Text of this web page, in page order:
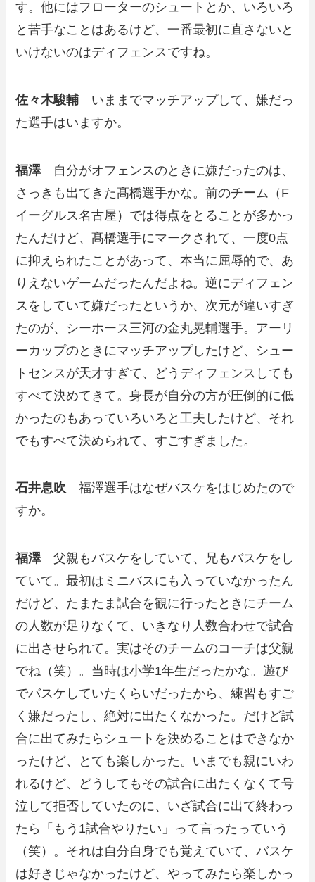
す。他にはフローターのシュートとか、いろいろ
と苦手なことはあるけど、一番最初に直さないと
いけないのはディフェンスですね。
佐々木駿輔 いままでマッチアップして、嫌だっ
た選手はいますか。
福澤 自分がオフェンスのときに嫌だったのは、
さっきも出てきた髙橋選手かな。前のチーム（F
イーグルス名古屋）では得点をとることが多かっ
たんだけど、髙橋選手にマークされて、一度0点
に抑えられたことがあって、本当に屈辱的で、あ
りえないゲームだったんだよね。逆にディフェン
スをしていて嫌だったというか、次元が違いすぎ
たのが、シーホース三河の金丸晃輔選手。アーリ
ーカップのときにマッチアップしたけど、シュー
トセンスが天才すぎて、どうディフェンスしても
すべて決めてきて。身長が自分の方が圧倒的に低
かったのもあっていろいろと工夫したけど、それ
でもすべて決められて、すごすぎました。
石井息吹 福澤選手はなぜバスケをはじめたので
すか。
福澤 父親もバスケをしていて、兄もバスケをし
ていて。最初はミニバスにも入っていなかったん
だけど、たまたま試合を観に行ったときにチーム
の人数が足りなくて、いきなり人数合わせで試合
に出させられて。実はそのチームのコーチは父親
でね（笑）。当時は小学1年生だったかな。遊び
でバスケしていたくらいだったから、練習もすご
く嫌だったし、絶対に出たくなかった。だけど試
合に出てみたらシュートを決めることはできなか
ったけど、とても楽しかった。いまでも親にいわ
れるけど、どうしてもその試合に出たくなくて号
泣して拒否していたのに、いざ試合に出て終わっ
たら「もう1試合やりたい」って言ったっていう
（笑）。それは自分自身でも覚えていて、バスケ
は好きじゃなかったけど、やってみたら楽しかっ